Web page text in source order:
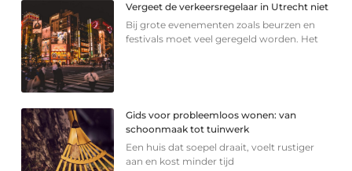
Vergeet de verkeersregelaar in Utrecht niet
Bij grote evenementen zoals beurzen en
festivals moet veel geregeld worden. Het
Gids voor probleemloos wonen: van
schoonmaak tot tuinwerk
Een huis dat soepel draait, voelt rustiger
aan en kost minder tijd